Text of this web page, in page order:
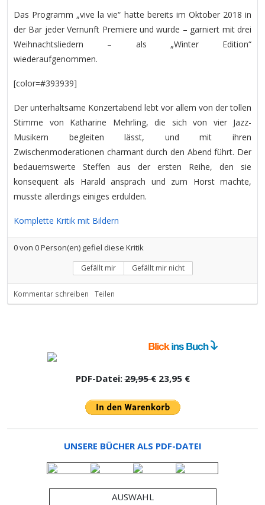
Das Programm „vive la vie“ hatte bereits im Oktober 2018 in
der Bar jeder Vernunft Premiere und wurde – garniert mit drei
Weihnachtsliedern – als „Winter Edition“
wiederaufgenommen.
[color=#393939]
Der unterhaltsame Konzertabend lebt vor allem von der tollen
Stimme von Katharine Mehrling, die sich von vier Jazz-
Musikern begleiten lässt, und mit ihren
Zwischenmoderationen charmant durch den Abend führt. Der
bedauernswerte Steffen aus der ersten Reihe, den sie
konsequent als Harald ansprach und zum Horst machte,
musste allerdings einiges erdulden.
Komplette Kritik mit Bildern
0von 0Person(en) gefiel diese Kritik
Gefällt mir Gefällt mir nicht
Kommentar schreiben Teilen
PDF-Datei:29,95 €23,95 €
UNSERE BÜCHER ALS PDF-DATEI
AUSWAHL